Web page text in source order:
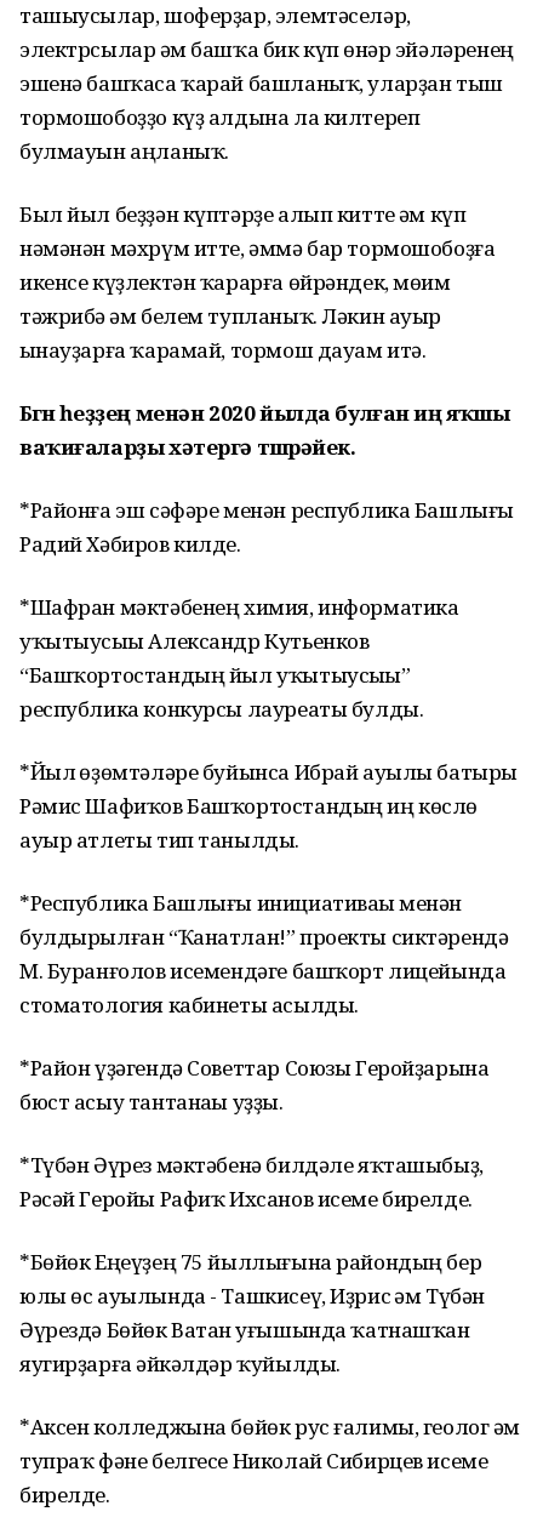
ташыусылар, шоферҙар, элемтәселәр,
электрсылар һәм башҡа бик күп һөнәр эйәләренең
эшенә башҡаса ҡарай башланыҡ, уларҙан тыш
тормошобоҙҙо күҙ алдына ла килтереп
булмауын аңланыҡ.
Был йыл беҙҙән күптәрҙе алып китте һәм күп
нәмәнән мәхрүм итте, әммә бар тормошобоҙға
икенсе күҙлектән ҡарарға өйрәндек, мөһим
тәжрибә һәм белем тупланыҡ. Ләкин ауыр
һынауҙарға ҡарамай, тормош дауам итә.
Бөгөн һеҙҙең менән 2020 йылда булған иң яҡшы
ваҡиғаларҙы хәтергә төшөрәйек.
*Районға эш сәфәре менән республика Башлығы
Радий Хәбиров килде.
*Шафран мәктәбенең химия, информатика
уҡытыусыһы Александр Кутьенков
“Башҡортостандың йыл уҡытыусыһы”
республика конкурсы лауреаты булды.
*Йыл һөҙөмтәләре буйынса Ибрай ауылы батыры
Рәмис Шафиҡов Башҡортостандың иң көслө
ауыр атлеты тип танылды.
*Республика Башлығы инициативаһы менән
булдырылған “Ҡанатлан!” проекты сиктәрендә
М. Буранғолов исемендәге башҡорт лицейында
стоматология кабинеты асылды.
*Район үҙәгендә Советтар Союзы Геройҙарына
бюст асыу тантанаһы уҙҙы.
*Түбән Әүрез мәктәбенә билдәле яҡташыбыҙ,
Рәсәй Геройы Рафиҡ Ихсанов исеме бирелде.
*Бөйөк Еңеүҙең 75 йыллығына райондың бер
юлы өс ауылында - Ташкисеү, Иҙрис һәм Түбән
Әүрездә Бөйөк Ватан һуғышында ҡатнашҡан
яугирҙарға һәйкәлдәр ҡуйылды.
*Аксен колледжына бөйөк рус ғалимы, геолог һәм
тупраҡ фәне белгесе Николай Сибирцев исеме
бирелде.